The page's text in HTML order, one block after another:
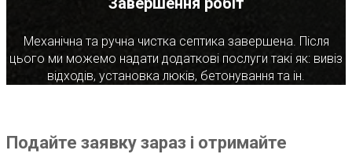
Механічна та ручна чистка септика завершена. Після
цього ми можемо надати додаткові послуги такі як: вивіз
відходів, установка люків, бетонування та ін.
Подайте заявку зараз і отримайте